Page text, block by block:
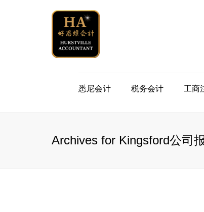
悉尼会计 税务会计
个人年度报税
工商
申请澳洲税号
Archives for Kingsford公司